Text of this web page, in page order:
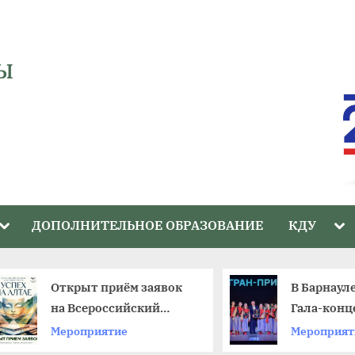
ToggleДОПОЛНИТЕЛЬНОЕ ОБРАЗОВАНИЕ КДУ
Открыт приём заявок
на Всероссийский
фестиваль
Мероприятие
В Барнауле
Гала-концерт
краевого
«Ступени»
Мероприятие